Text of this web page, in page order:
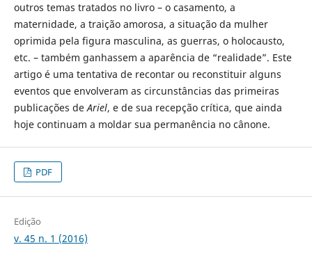
outros temas tratados no livro – o casamento, a
maternidade, a traição amorosa, a situação da mulher
oprimida pela figura masculina, as guerras, o holocausto,
etc. – também ganhassem a aparência de “realidade”. Este
artigo é uma tentativa de recontar ou reconstituir alguns
eventos que envolveram as circunstâncias das primeiras
publicações deAriel, e de sua recepção crítica, que ainda
hoje continuam a moldar sua permanência no cânone.
PDF
Edição
v. 45 n. 1 (2016)